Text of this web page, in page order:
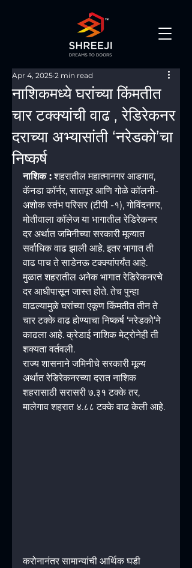
नाशिकमध्ये घरांच्या किंमतीत
चार टक्क्यांची वाढ , रेडिरेकनर
दराच्या अभ्यासांती ‘नरेडको’चा
निष्कर्ष
Apr 4, 2025 2 min read
नाशिक : शहरातील महात्मानगर आडगाव,
कॅनडा कॉर्नर, सातपूर आणि गोळे कॉलनी-
अशोक स्तंभ परिसर (टीपी -१), गोविंदनगर,
मोतीवाला कॉलेज या भागातील रेडिरेकनर
दर अर्थात जमिनीच्या सरकारी मूल्यात
सर्वाधिक वाढ झाली आहे. इतर भागात ती
वाढ पाच ते साडेनऊ टक्क्यांपर्यंत आहे.
मुळात शहरातील अनेक भागात रेडिरेकनरचे
दर आधीपासून जास्त होते. तेच पुन्हा
वाढल्यामुळे घरांच्या एकूण किंमतीत तीन ते
चार टक्के वाढ होण्याचा निष्कर्ष ‘नरेडको’ने
काढला आहे. क्रेडाई नाशिक मेट्रोनेही ती
शक्यता वर्तवली.
राज्य शासनाने जमिनीचे सरकारी मूल्य
अर्थात रेडिरेकनरच्या दरात नाशिक
शहरासाठी सरासरी ७.३१ टक्के तर,
मालेगाव शहरात ४.८८ टक्के वाढ केली आहे.
करोनानंतर सामान्यांची आर्थिक घडी